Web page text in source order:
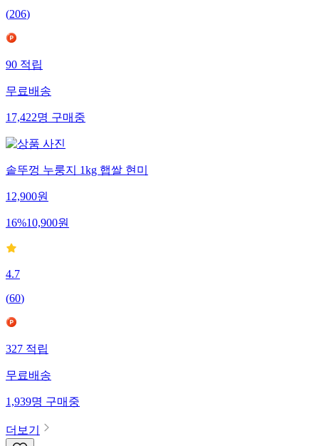
(206)
90적립
무료배송
17,422명구매중
솥뚜껑 누룽지 1kg 햅쌀 현미
12,900원
16%10,900원
4.7
(60)
327적립
무료배송
1,939명구매중
더보기